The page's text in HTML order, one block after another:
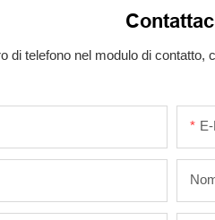
di telefono nel modulo di